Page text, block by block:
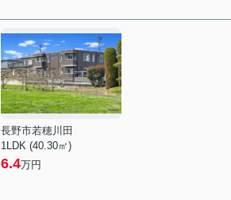
長野市若穂川田
1LDK (40.30㎡)
6.4万円